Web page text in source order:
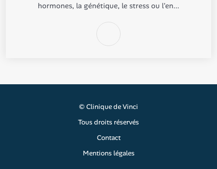
hormones, la génétique, le stress ou l'en...
© Clinique de Vinci
Tous droits réservés
Contact
Mentions légales